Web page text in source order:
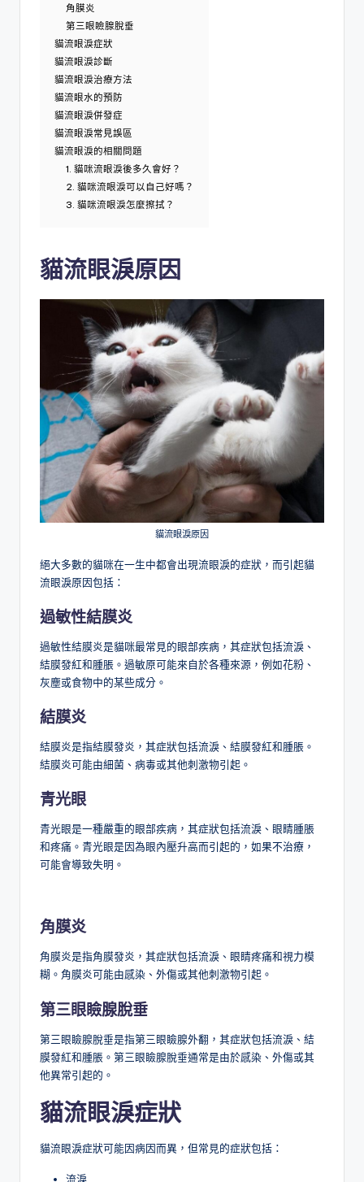
角膜炎
第三眼瞼腺脫垂
貓流眼淚症狀
貓流眼淚診斷
貓流眼淚治療方法
貓流眼水的預防
貓流眼淚併發症
貓流眼淚常見誤區
貓流眼淚的相關問題
1. 貓咪流眼淚後多久會好？
2. 貓咪流眼淚可以自己好嗎？
3. 貓咪流眼淚怎麼擦拭？
貓流眼淚原因
貓流眼淚原因
絕大多數的貓咪在一生中都會出現流眼淚的症狀，而引起貓
流眼淚原因包括：
過敏性結膜炎
過敏性結膜炎是貓咪最常見的眼部疾病，其症狀包括流淚、
結膜發紅和腫脹。過敏原可能來自於各種來源，例如花粉、
灰塵或食物中的某些成分。
結膜炎
結膜炎是指結膜發炎，其症狀包括流淚、結膜發紅和腫脹。
結膜炎可能由細菌、病毒或其他刺激物引起。
青光眼
青光眼是一種嚴重的眼部疾病，其症狀包括流淚、眼睛腫脹
和疼痛。青光眼是因為眼內壓升高而引起的，如果不治療，
可能會導致失明。
角膜炎
角膜炎是指角膜發炎，其症狀包括流淚、眼睛疼痛和視力模
糊。角膜炎可能由感染、外傷或其他刺激物引起。
第三眼瞼腺脫垂
第三眼瞼腺脫垂是指第三眼瞼腺外翻，其症狀包括流淚、結
膜發紅和腫脹。第三眼瞼腺脫垂通常是由於感染、外傷或其
他異常引起的。
貓流眼淚症狀
貓流眼淚症狀可能因病因而異，但常見的症狀包括：
流淚